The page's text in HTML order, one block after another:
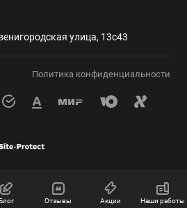
улица, 13с43
Политика конфиденциальности
Отзывы Акции Наши работы